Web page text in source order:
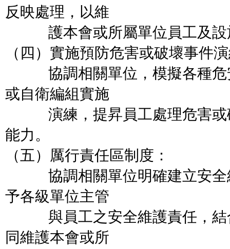
反映處理，以維
護本會或所屬單位員工及設
（四）實施預防危害或破壞事件
協調相關單位，模擬各種危
或自衛編組實施
演練，提昇員工處理危害或
能力。
（五）厲行責任區制度：
協調相關單位明確建立安全
予各級單位主管
與員工之安全維護責任，結
同維護本會或所